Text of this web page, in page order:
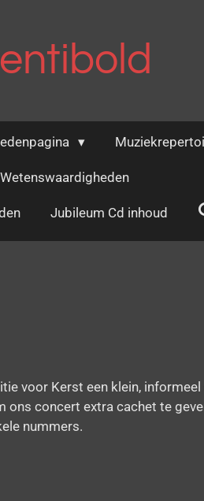
Wetenswaardigheden
Jubileum Cd inhoud
voor Kerst een klein,
ons concert extra cachet te
nummers.